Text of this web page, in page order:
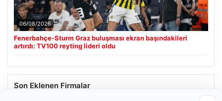
06/08/2026
Fenerbahçe-Sturm Graz buluşması ekran başındakileri
artırdı: TV100 reyting lideri oldu
Son Eklenen Firmalar